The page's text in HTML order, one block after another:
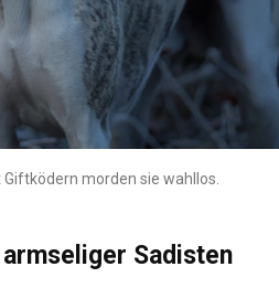
morden sie wahllos.
Sadisten